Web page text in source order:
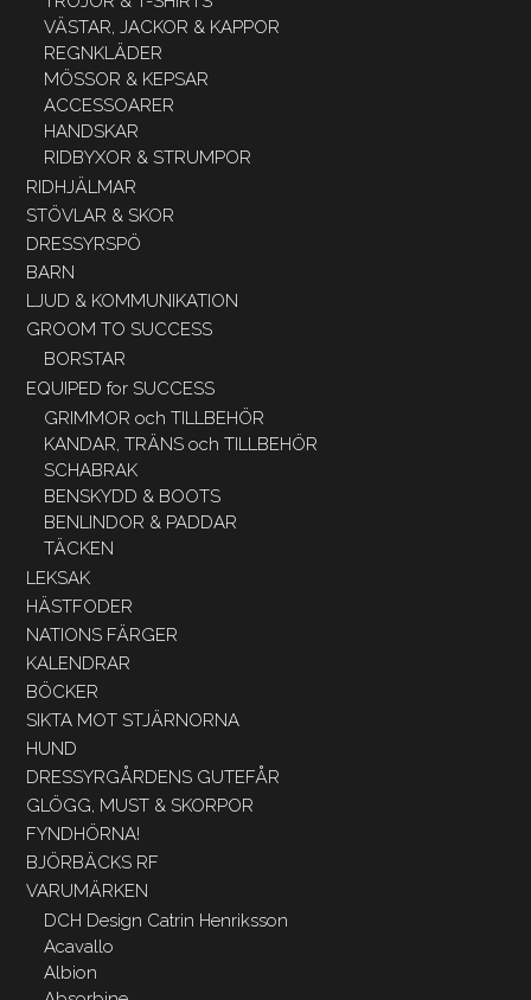
VÄSTAR, JACKOR & KAPPOR
REGNKLÄDER
MÖSSOR & KEPSAR
ACCESSOARER
HANDSKAR
RIDBYXOR & STRUMPOR
RIDHJÄLMAR
STÖVLAR & SKOR
DRESSYRSPÖ
BARN
LJUD & KOMMUNIKATION
GROOM TO SUCCESS
BORSTAR
EQUIPED for SUCCESS
GRIMMOR och TILLBEHÖR
KANDAR, TRÄNS och TILLBEHÖR
SCHABRAK
BENSKYDD & BOOTS
BENLINDOR & PADDAR
TÄCKEN
LEKSAK
HÄSTFODER
NATIONS FÄRGER
KALENDRAR
BÖCKER
SIKTA MOT STJÄRNORNA
HUND
DRESSYRGÅRDENS GUTEFÅR
GLÖGG, MUST & SKORPOR
FYNDHÖRNA!
BJÖRBÄCKS RF
VARUMÄRKEN
DCH Design Catrin Henriksson
Acavallo
Albion